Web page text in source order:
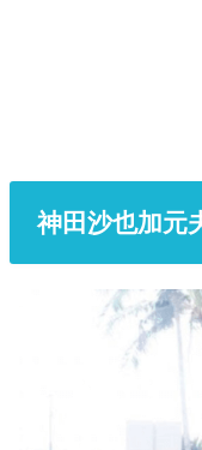
神田沙也加元